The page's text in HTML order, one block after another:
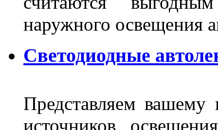
наружного освещения
Светодиодные
Представляем
источников